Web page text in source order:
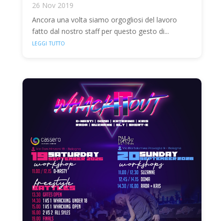
26 Nov 2019
Ancora una volta siamo orgogliosi del lavoro
fatto dal nostro staff per questo gesto di...
leggi tutto